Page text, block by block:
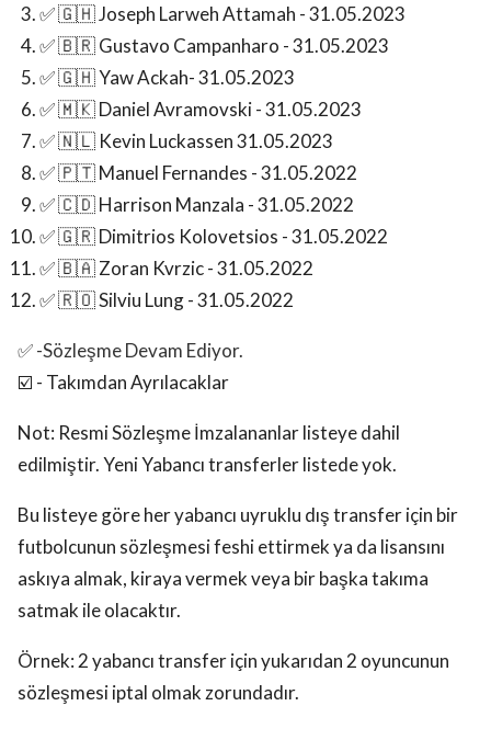
✅ 🇬🇭 Joseph Larweh Attamah - 31.05.2023
✅ 🇧🇷 Gustavo Campanharo - 31.05.2023
✅ 🇬🇭 Yaw Ackah- 31.05.2023
✅ 🇲🇰 Daniel Avramovski - 31.05.2023
✅🇳🇱 Kevin Luckassen 31.05.2023
✅ 🇵🇹 Manuel Fernandes - 31.05.2022
✅ 🇨🇩 Harrison Manzala - 31.05.2022
✅ 🇬🇷 Dimitrios Kolovetsios - 31.05.2022
✅ 🇧🇦 Zoran Kvrzic - 31.05.2022
✅ 🇷🇴 Silviu Lung - 31.05.2022
✅ -Sözleşme Devam Ediyor.
☑️ - Takımdan Ayrılacaklar
Not: Resmi Sözleşme İmzalananlar listeye dahil
edilmiştir. Yeni Yabancı transferler listede yok.
Bu listeye göre her yabancı uyruklu dış transfer için bir
futbolcunun sözleşmesi feshi ettirmek ya da lisansını
askıya almak, kiraya vermek veya bir başka takıma
satmak ile olacaktır.
Örnek: 2 yabancı transfer için yukarıdan 2 oyuncunun
sözleşmesi iptal olmak zorundadır.